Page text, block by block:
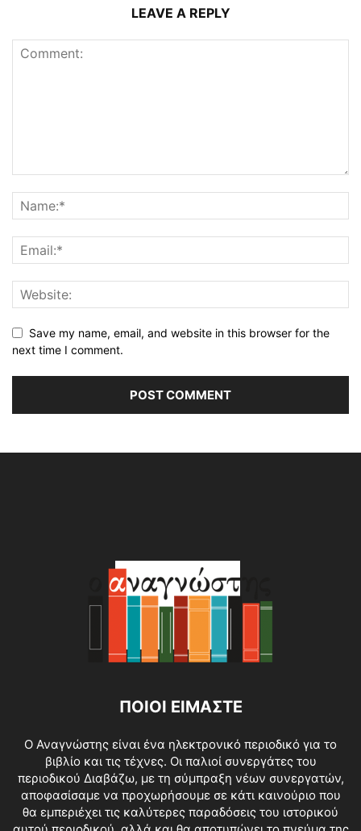
LEAVE A REPLY
Save my name, email, and website in this browser for the
next time I comment.
ΠΟΙΟΙ ΕΙΜΑΣΤΕ
O Αναγνώστης είναι ένα ηλεκτρονικό περιοδικό για το
βιβλίο και τις τέχνες. Οι παλιοί συνεργάτες του
περιοδικού Διαβάζω, με τη σύμπραξη νέων συνεργατών,
αποφασίσαμε να προχωρήσουμε σε κάτι καινούριο που
θα εμπεριέχει τις καλύτερες παραδόσεις του ιστορικού